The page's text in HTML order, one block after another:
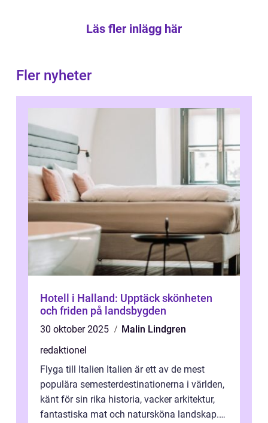
Läs fler inlägg här
Fler nyheter
Hotell i Halland: Upptäck skönheten
och friden på landsbygden
30 oktober 2025
Malin Lindgren
redaktionel
Flyga till Italien Italien är ett av de mest
populära semesterdestinationerna i världen,
känt för sin rika historia, vacker arkitektur,
fantastiska mat och natursköna landskap.